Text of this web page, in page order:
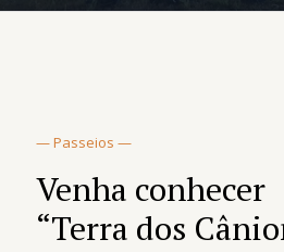
— Passeios —
Venha conhecer
“Terra dos